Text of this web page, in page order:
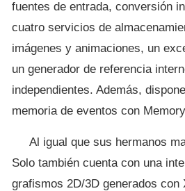
fuentes de entrada, conversión
cuatro servicios de
imágenes y animaciones, un
un generador de referencia
independientes. Además,
memoria de eventos con
Al igual que sus hermanos
Solo también cuenta con una
grafismos 2D/3D generados con